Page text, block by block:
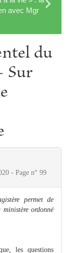
avec Mgr
du
Sur
- Page n° 99
permet de
ministère ordonné
les questions